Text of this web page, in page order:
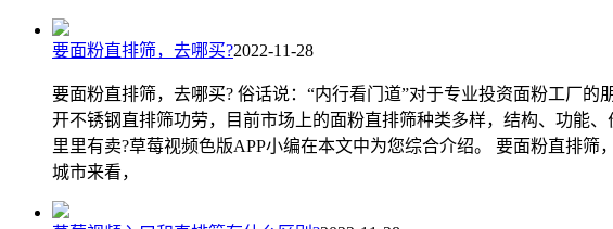
要面粉直排筛，去哪买?2022-11-28
要面粉直排筛，去哪买? 俗话说：“内行看门道”对于专业投资面粉工厂
开不锈钢直排筛功劳，目前市场上的面粉直排筛种类多样，结构、功能
里里有卖?草莓视频色版APP小编在本文中为您综合介绍。 要面粉直排
城市来看，